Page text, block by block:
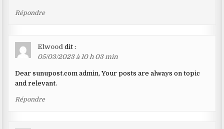
Répondre
Elwood dit :
05/03/2023 à 10 h 03 min
Dear sunupost.com admin, Your posts are always on topic
and relevant.
Répondre